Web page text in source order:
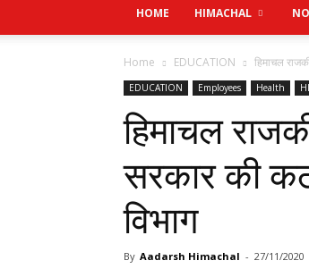
HOME HIMACHAL
Home EDUCATION हिमाचल
EDUCATION Employees Health
हिमाचल
सरकार की
विभाग
By Aadarsh Himachal - 27/11/2020